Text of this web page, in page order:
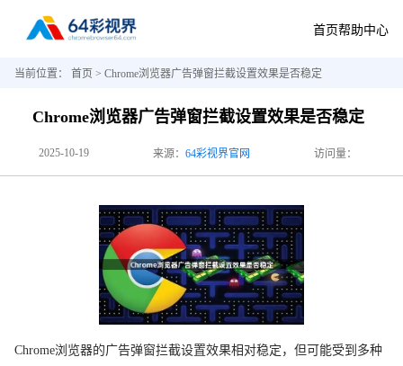
首页帮助中心
当前位置： 首页 > Chrome浏览器广告弹窗拦截设置效果是否稳定
Chrome浏览器广告弹窗拦截设置效果是否稳定
2025-10-19 来源： 64彩视界官网 访问量：
Chrome浏览器的广告弹窗拦截设置效果相对稳定，但可能受到多种